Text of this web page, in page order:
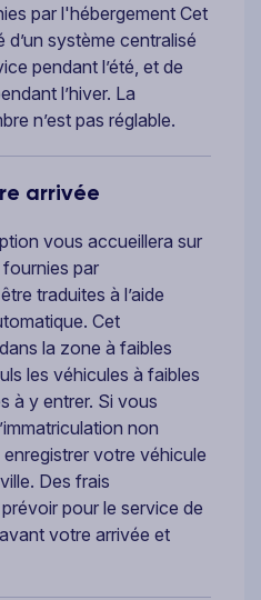
par l'hébergement Cet
système centralisé
pendant l’été, et de
l’hiver. La
n’est pas réglable.
arrivée
vous accueillera sur
par
traduites à l’aide
Cet
la zone à faibles
les véhicules à faibles
à y entrer. Si vous
non
votre véhicule
Des frais
pour le service de
votre arrivée et